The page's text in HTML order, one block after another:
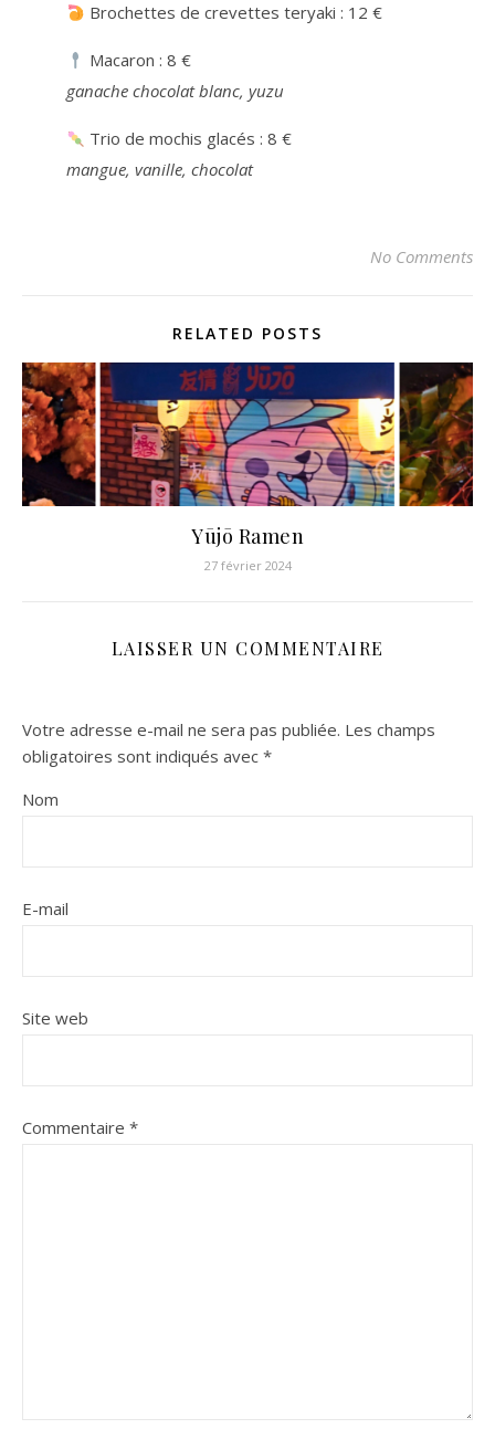
Brochettes de crevettes teryaki : 12 €
Macaron : 8 €
ganache chocolat blanc, yuzu
Trio de mochis glacés : 8 €
mangue, vanille, chocolat
No Comments
RELATED POSTS
Yūjō Ramen
27 février 2024
LAISSER UN COMMENTAIRE
Votre adresse e-mail ne sera pas publiée. Les champs
obligatoires sont indiqués avec *
Nom
E-mail
Site web
Commentaire *